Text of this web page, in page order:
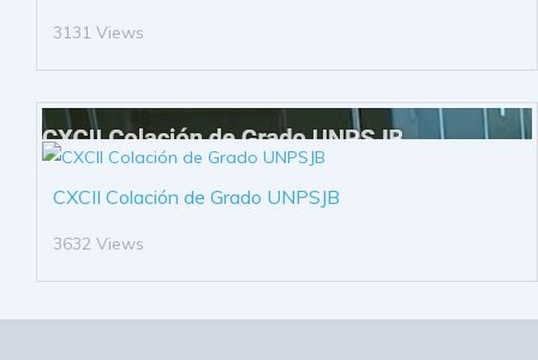
3131 Views
CXCII Colación de Grado UNPSJB
3632 Views